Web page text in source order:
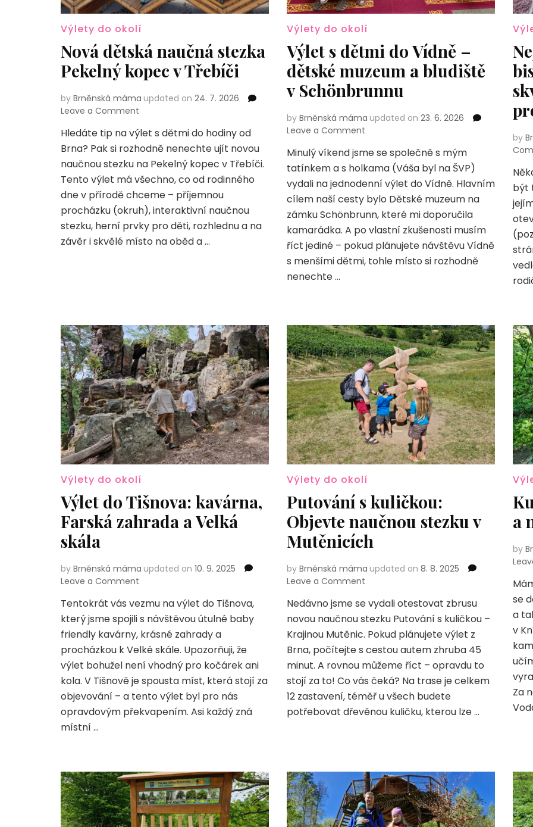
Výlety do okolí
Nová dětská naučná stezka
Pekelný kopec v Třebíči
by Brněnská máma updated on 24. 7. 2026
Leave a Comment
dětská
naučná
stezka
Pekelný
kopec
v
Třebíči
Hledáte tip na výlet s dětmi do hodiny od
Brna? Pak si rozhodně nenechte ujít novou
naučnou stezku na Pekelný kopec v Třebíči.
Tento výlet má všechno, co od rodinného
dne v přírodě chceme – příjemnou
procházku (okruh), interaktivní naučnou
stezku, herní prvky pro děti, rozhlednu a na
závěr i skvělé místo na oběd a …
Výlety do okolí
Výlet s dětmi do Vídně –
dětské muzeum a bludiště
v Schönbrunnu
by Brněnská máma updated on 23. 6. 2026
Leave a Commenton
s
dětmi
do
Vídně
–
dětské
muzeum
a
bludiště
v
Minulý víkend jsme se společně s mým
tatínkem a s holkama (Váša byl na ŠVP)
vydali na jednodenní výlet do Vídně. Hlavním
cílem naší cesty bylo Dětské muzeum na
zámku Schönbrunn, které mi doporučila
kamarádka. A po vlastní zkušenosti musím
říct jediné – pokud plánujete návštěvu Vídně
s menšími dětmi, tohle místo si rozhodně
nenechte …
by
být
Výlety do okolí
Výlet do Tišnova: kavárna,
Farská zahrada a Velká
skála
by Brněnská máma updated on 10. 9. 2025
Leave a Comment
do
Tišnova:
kavárna,
Farská
zahrada
a
Velká
skála
Tentokrát vás vezmu na výlet do Tišnova,
který jsme spojili s návštěvou útulné baby
friendly kavárny, krásné zahrady a
procházkou k Velké skále. Upozorňuji, že
výlet bohužel není vhodný pro kočárek ani
kola. V Tišnově je spousta míst, která stojí za
objevování – a tento výlet byl pro nás
opravdovým překvapením. Asi každý zná
místní …
Výlety do okolí
Putování s kuličkou:
Objevte naučnou stezku v
Mutěnicích
by Brněnská máma updated on 8. 8. 2025
Leave a Commenton
s
kuličkou:
Objevte
naučnou
stezku
v
Mutěnicích
Nedávno jsme se vydali otestovat zbrusu
novou naučnou stezku Putování s kuličkou –
Krajinou Mutěnic. Pokud plánujete výlet z
Brna, počítejte s cestou autem zhruba 45
minut. A rovnou můžeme říct – opravdu to
stojí za to! Co vás čeká? Na trase je celkem
12 zastavení, téměř u všech budete
potřebovat dřevěnou kuličku, kterou lze …
a
by
se
a
v
Za